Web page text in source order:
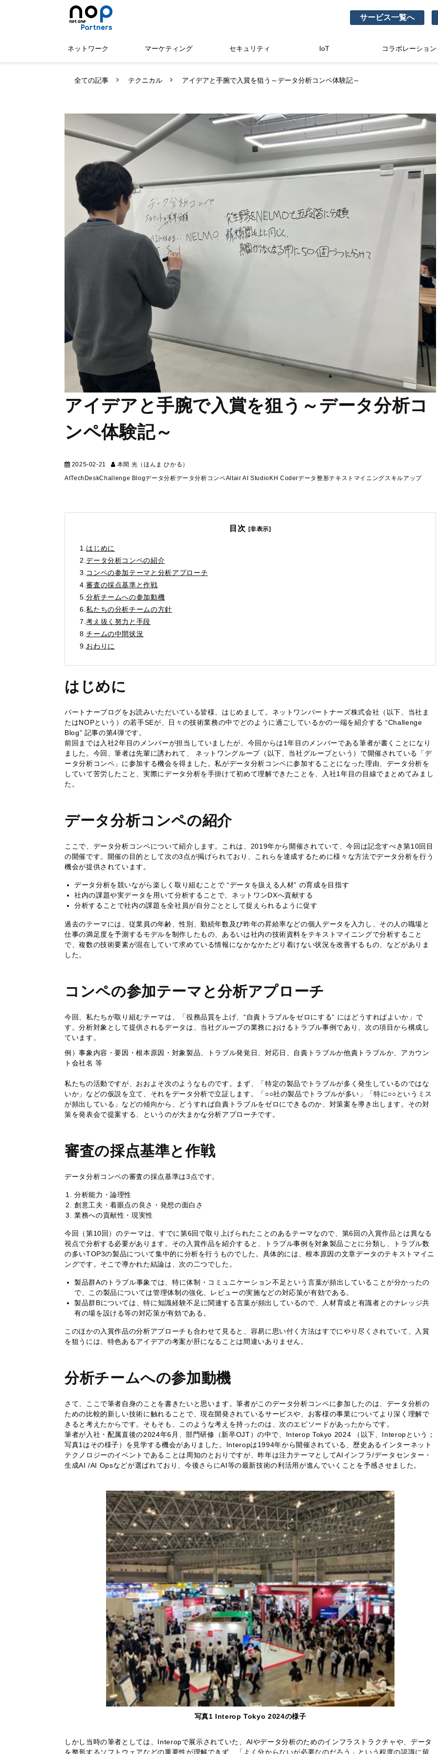
サービス一覧へ
ネットワーク マーケティング セキュリティ IoT コラボレーション
全ての記事 テクニカル アイデアと手腕で入賞を狙う～データ分析コンペ体験記～
アイデアと手腕で入賞を狙う～データ分析コ
ンペ体験記～
2025-02-21 本間 光（ほんま ひかる）
AITechDeskChallenge Blogデータ分析データ分析コンペAltair AI Studio KH Coderデータ整形テキストマイニングスキルアップ
目次 [非表示]
1. はじめに
2.データ分析コンペの紹介
3. コンペの参加テーマと分析アプローチ
4.審査の採点基準と作戦
5.分析チームへの参加動機
6.私たちの分析チームの方針
7.考え抜く努力と手段
8.チームの中間状況
9. おわりに
はじめに
パートナーブログをお読みいただいている皆様、はじめまして。ネットワンパートナーズ株式会社（以下、当社ま
たはNOPという）の若手SEが、日々の技術業務の中でどのように過ごしているかの一端を紹介する “Challenge
Blog” 記事の第4弾です。
前回までは入社2年目のメンバーが担当していましたが、今回からは1年目のメンバーである筆者が書くことになり
ました。今回、筆者は先輩に誘われて、 ネットワングループ（以下、当社グループという）で開催されている「デ
ータ分析コンペ」に参加する機会を得ました。私がデータ分析コンペに参加することになった理由、データ分析を
していて苦労したこと、実際にデータ分析を手掛けて初めて理解できたことを、入社1年目の目線でまとめてみまし
た。
データ分析コンペの紹介
ここで、データ分析コンペについて紹介します。これは、2019年から開催されていて、今回は記念すべき第10回目
の開催です。開催の目的として次の3点が掲げられており、これらを達成するために様々な方法でデータ分析を行う
機会が提供されています。
データ分析を競いながら楽しく取り組むことで “データを扱える人材” の育成を目指す
社内の課題や実データを用いて分析することで、ネットワンDXへ貢献する
分析することで社内の課題を全社員が自分ごととして捉えられるように促す
過去のテーマには、従業員の年齢、性別、勤続年数及び昨年の昇給率などの個人データを入力し、その人の職場と
仕事の満足度を予測するモデルを制作したもの、あるいは社内の技術資料をテキストマイニングで分析すること
で、複数の技術要素が混在していて求めている情報になかなかたどり着けない状況を改善するもの、などがありま
した。
コンペの参加テーマと分析アプローチ
今回、私たちが取り組むテーマは、「役務品質を上げ、“自責トラブルをゼロにする“ にはどうすればよいか」で
す。分析対象として提供されるデータは、当社グループの業務におけるトラブル事例であり、次の項目から構成し
ています。
例）事象内容・要因・根本原因・対象製品、トラブル発覚日、対応日、自責トラブルか他責トラブルか、アカウン
ト会社名 等
私たちの活動ですが、おおよそ次のようなものです。まず、「特定の製品でトラブルが多く発生しているのではな
いか」などの仮説を立て、それをデータ分析で立証します。「○○社の製品でトラブルが多い」「特に○○というミス
が頻出している」などの傾向から、どうすれば自責トラブルをゼロにできるのか、対策案を導き出します。その対
策を発表会で提案する、というのが大まかな分析アプローチです。
審査の採点基準と作戦
データ分析コンペの審査の採点基準は3点です。
分析能力・論理性
創意工夫・着眼点の良さ・発想の面白さ
業務への貢献性・現実性
今回（第10回）のテーマは、すでに第6回で取り上げられたことのあるテーマなので、第6回の入賞作品とは異なる
視点で分析する必要があります。その入賞作品を紹介すると、トラブル事例を対象製品ごとに分類し、トラブル数
の多いTOP3の製品について集中的に分析を行うものでした。具体的には、根本原因の文章データのテキストマイニ
ングです。そこで導かれた結論は、次の二つでした。
製品群Aのトラブル事象では、特に体制・コミュニケーション不足という言葉が頻出していることが分かったの
で、この製品については管理体制の強化、レビューの実施などの対応策が有効である。
製品群Bについては、特に知識経験不足に関連する言葉が頻出しているので、人材育成と有識者とのナレッジ共
有の場を設ける等の対応策が有効である。
このほかの入賞作品の分析アプローチも合わせて見ると、容易に思い付く方法はすでにやり尽くされていて、入賞
を狙うには、特色あるアイデアの考案が肝になることは間違いありません。
分析チームへの参加動機
さて、ここで筆者自身のことを書きたいと思います。筆者がこのデータ分析コンペに参加したのは、データ分析の
ための比較的新しい技術に触れることで、現在開発されているサービスや、お客様の事業についてより深く理解で
きると考えたからです。そもそも、このような考えを持ったのは、次のエピソードがあったからです。
筆者が入社・配属直後の2024年6月、部門研修（新卒OJT）の中で、Interop Tokyo 2024 （以下、Interopという；
写真1はその様子）を見学する機会がありました。Interopは1994年から開催されている、歴史あるインターネット
テクノロジーのイベントであることは周知のとおりですが、昨年は注力テーマとしてAIインフラ/データセンター・
生成AI /AI Opsなどが選ばれており、今後さらにAI等の最新技術の利活用が進んでいくことを予感させました。
写真1 Interop Tokyo 2024の様子
しかし当時の筆者としては、Interopで展示されていた、AIやデータ分析のためのインフラストラクチャや、データ
を整形するソフトウェアなどの重要性が理解できず、「よく分からないが必要なのだろう」という程度の認識に留